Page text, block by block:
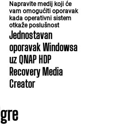
Napravite medij koji će
vam omogućiti oporavak
kada operativni sistem
otkaže poslušnost
Jednostavan
oporavak Windowsa
uz QNAP HDP
Recovery Media
Creator
Igre